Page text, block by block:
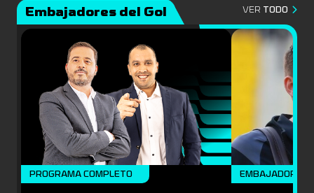
Embajadores del Gol VER TODO
PROGRAMA COMPLETO EMBAJADORES